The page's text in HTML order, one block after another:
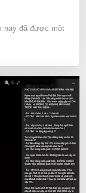
nay đã được một